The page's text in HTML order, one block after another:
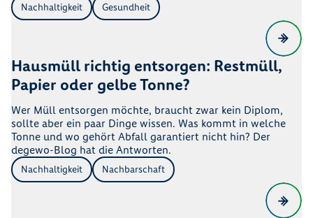
Nachhaltigkeit Gesundheit
Hausmüll richtig entsorgen: Restmüll,
Papier oder gelbe Tonne?
Wer Müll entsorgen möchte, braucht zwar kein Diplom,
sollte aber ein paar Dinge wissen. Was kommt in welche
Tonne und wo gehört Abfall garantiert nicht hin? Der
degewo-Blog hat die Antworten.
Nachhaltigkeit Nachbarschaft